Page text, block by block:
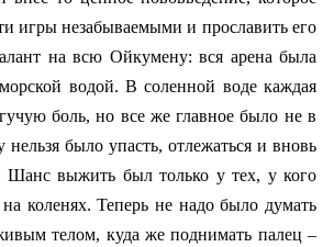
игры незабываемыми и прославить его
на всю Ойкумену: вся арена была
водой. В соленной воде каждая
боль, но все же главное было не в
нельзя было упасть, отлежаться и вновь
Шанс выжить был только у тех, у кого
коленях. Теперь не надо было думать
телом, куда же поднимать палец –